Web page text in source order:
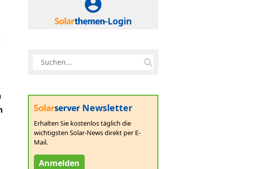
-Login
Newsletter
Erhalten Sie kostenlos täglich die
wichtigsten Solar-News direkt per E-
Mail.
Anmelden